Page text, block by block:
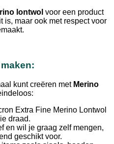
lontwol voor een product
is, maar ook met respect voor
kunt creëren met Merino
Extra Fine Merino Lontwol
draad.
en wil je graag zelf mengen,
geschikt voor.